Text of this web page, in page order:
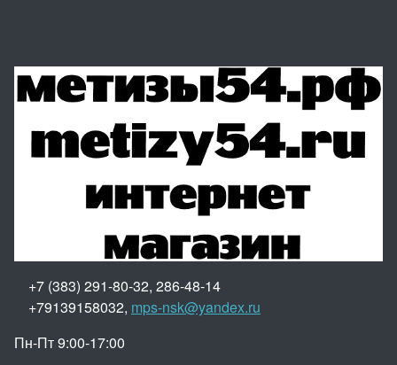
+7 (383) 291-80-32, 286-48-14
+79139158032, mps-nsk@yandex.ru
Пн-Пт 9:00-17:00